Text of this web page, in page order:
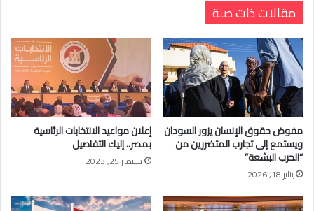
مقالات ذات صلة
مفوض حقوق الإنسان يزور السودان
ويستمع إلى تجارب المتضررين من
“الحرب البشعة”
يناير 18, 2026
إعلان مواعيد الانتخابات الرئاسية
بمصر.. إليك التفاصيل
سبتمبر 25, 2023